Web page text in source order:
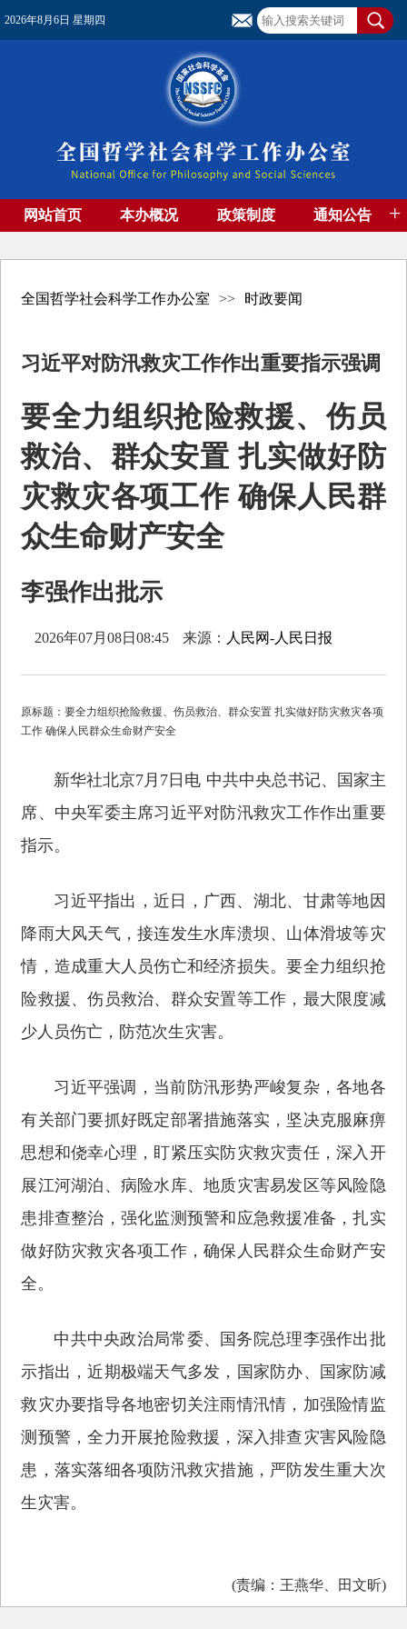
2026年8月6日 星期四
网站首页 本办概况 政策制度 通知公告 +
全国哲学社会科学工作办公室 >> 时政要闻
习近平对防汛救灾工作作出重要指示强调
要全力组织抢险救援、伤员
救治、群众安置 扎实做好防
灾救灾各项工作 确保人民群
众生命财产安全
李强作出批示
2026年07月08日08:45 来源： 人民网-人民日报
原标题：要全力组织抢险救援、伤员救治、群众安置 扎实做好防灾救灾各项
工作 确保人民群众生命财产安全
新华社北京7月7日电 中共中央总书记、国家主
席、中央军委主席习近平对防汛救灾工作作出重要
指示。
习近平指出，近日，广西、湖北、甘肃等地因
降雨大风天气，接连发生水库溃坝、山体滑坡等灾
情，造成重大人员伤亡和经济损失。要全力组织抢
险救援、伤员救治、群众安置等工作，最大限度减
少人员伤亡，防范次生灾害。
习近平强调，当前防汛形势严峻复杂，各地各
有关部门要抓好既定部署措施落实，坚决克服麻痹
思想和侥幸心理，盯紧压实防灾救灾责任，深入开
展江河湖泊、病险水库、地质灾害易发区等风险隐
患排查整治，强化监测预警和应急救援准备，扎实
做好防灾救灾各项工作，确保人民群众生命财产安
全。
中共中央政治局常委、国务院总理李强作出批
示指出，近期极端天气多发，国家防办、国家防减
救灾办要指导各地密切关注雨情汛情，加强险情监
测预警，全力开展抢险救援，深入排查灾害风险隐
患，落实落细各项防汛救灾措施，严防发生重大次
生灾害。
(责编：王燕华、田文昕)